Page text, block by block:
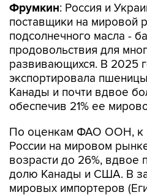
Фрумкин: Россия и
поставщики на мировой
подсолнечного масла -
продовольствия для
развивающихся. В 2025
экспортировала
Канады и почти вдвое
обеспечив 21% ее
По оценкам ФАО ООН, к
России на мировом
возрасти до 26%,
долю Канады и США. В
мировых импортеров